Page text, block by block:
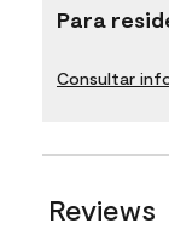
Para
Consultar
Reviews